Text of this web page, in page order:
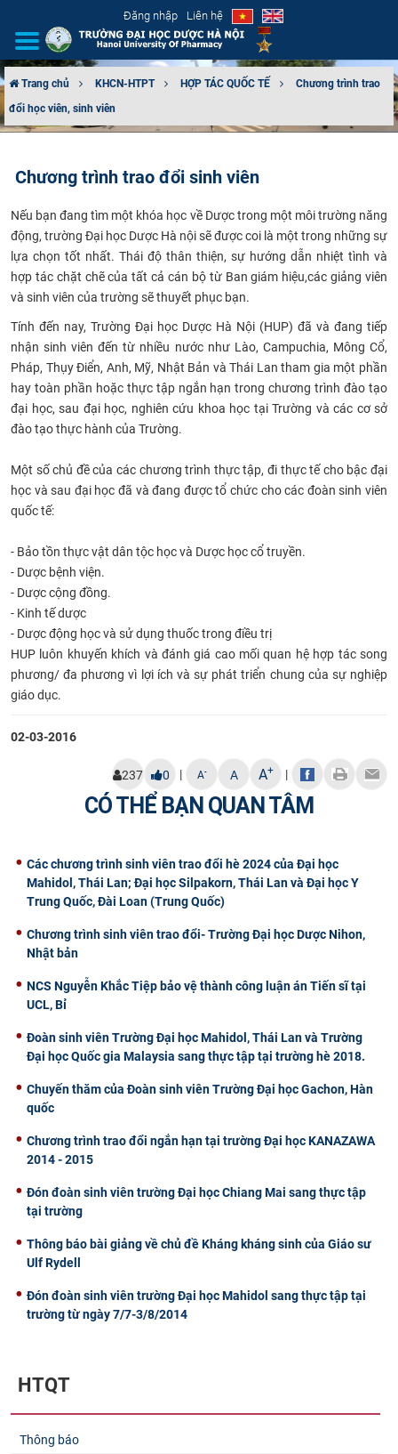
Đăng nhập Liên hệ
GIỚI THIỆU
TUYỂN SINH
ĐÀO TẠO
ĐẢM BẢO CHẤT LƯỢNG
KHOA HỌC CÔNG NGHỆ
HTQT
CỰU NGƯỜI HỌC
Trang chủ KHCN-HTPT HỢP TÁC QUỐC TẾ
Chương trình trao
đổi học viên, sinh viên
Chương trình trao đổi sinh viên
Nếu bạn đang tìm một khóa học về Dược trong một môi trường năng
động, trường Đại học Dược Hà nội sẽ được coi là một trong những sự
lựa chọn tốt nhất. Thái độ thân thiện, sự hướng dẫn nhiệt tình và
hợp tác chặt chẽ của tất cả cán bộ từ Ban giám hiệu,các giảng viên
và sinh viên của trường sẽ thuyết phục bạn.
Tính đến nay, Trường Đại học Dược Hà Nội (HUP) đã và đang tiếp
nhận sinh viên đến từ nhiều nước như Lào, Campuchia, Mông Cổ,
Pháp, Thụy Điển, Anh, Mỹ, Nhật Bản và Thái Lan tham gia một phần
hay toàn phần hoặc thực tập ngắn hạn trong chương trình đào tạo
đại học, sau đại học, nghiên cứu khoa học tại Trường và các cơ sở
đào tạo thực hành của Trường.
Một số chủ đề của các chương trình thực tập, đi thực tế cho bậc đại
học và sau đại học đã và đang đượctổ chức cho các đoàn sinh viên
quốc tế:
- Bảo tồn thực vật dân tộc họcvà Dược học cổ truyền.
- Dược bệnh viện.
- Dược cộng đồng.
- Kinh tế dược
- Dược động học và sử dụng thuốc trong điều trị
HUP luôn khuyến khích và đánh giá cao mối quan hệ hợp tác song
phương/ đa phương vì lợi ích và sự phát triển chung của sự nghiệp
giáo dục.​
02-03-2016
237 0 | A- A A+ |
CÓ THỂ BẠN QUAN TÂM
Các chương trình sinh viên trao đổi hè 2024 của Đại học
Mahidol, Thái Lan; Đại học Silpakorn, Thái Lan và Đại học Y
Trung Quốc, Đài Loan (Trung Quốc)
Chương trình sinh viên trao đổi- Trường Đại học Dược Nihon,
Nhật bản
NCS Nguyễn Khắc Tiệp bảo vệ thành công luận án Tiến sĩ tại
UCL, Bỉ
Đoàn sinh viên Trường Đại học Mahidol, Thái Lan và Trường
Đại học Quốc gia Malaysia sang thực tập tại trường hè 2018.
Chuyến thăm của Đoàn sinh viên Trường Đại học Gachon, Hàn
quốc
Chương trình trao đổi ngắn hạn tại trường Đại học KANAZAWA
2014 - 2015
Đón đoàn sinh viên trường Đại học Chiang Mai sang thực tập
tại trường
Thông báo bài giảng về chủ đề Kháng kháng sinh của Giáo sư
Ulf Rydell
Đón đoàn sinh viên trường Đại học Mahidol sang thực tập tại
trường từ ngày 7/7-3/8/2014
HTQT
Thông báo